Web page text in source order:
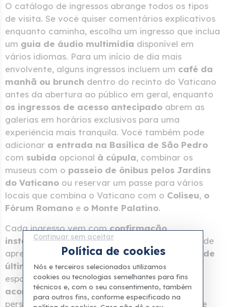
O catálogo de ingressos abrange todos os tipos
de visita. Se você quiser comentários explicativos
enquanto caminha, escolha um ingresso que inclua
um guia de áudio multimídia disponível em
vários idiomas. Para um início de dia mais
envolvente, alguns ingressos incluem um café da
manhã ou brunch dentro do recinto do Vaticano
antes da abertura ao público em geral, enquanto
os ingressos de acesso antecipado abrem as
galerias em horários exclusivos para uma
experiência mais tranquila. Você também pode
adicionar a entrada na Basílica de São Pedro
com subida opcional à cúpula, combinar os
museus com o passeio de ônibus pelos Jardins
do Vaticano ou reservar um passe para vários
locais que combina o Vaticano com o Coliseu, o
Fórum Romano e o Monte Palatino.
Cada ingresso vem comconfirmação
instantâneae um voucher digital que você pode
apresentar na entrada pelo celular.Ingressos de
última horaestão disponíveis para visitas
espontâneas, e os ingressos com
acompanhamento incluem um atendimento
personalizado na porta para que você nunca se
Continuar sem aceitar
Política de cookies
Nós e terceiros selecionados utilizamos
cookies ou tecnologias semelhantes para fins
técnicos e, com o seu consentimento, também
para outros fins, conforme especificado na